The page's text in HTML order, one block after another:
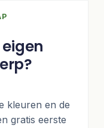
kleuren en de
gratis eerste